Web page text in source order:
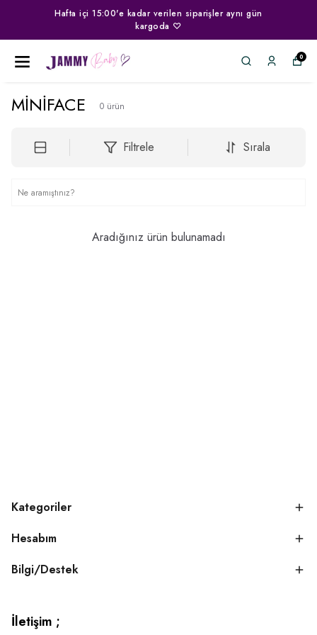
içi 15:00'e kadar verilen siparişler aynı gün
0
MİNİFACE 0 ürün
Filtrele Sırala
Aradığınız ürün bulunamadı
Kategoriler
Hesabım
Bilgi/Destek
İletişim ;